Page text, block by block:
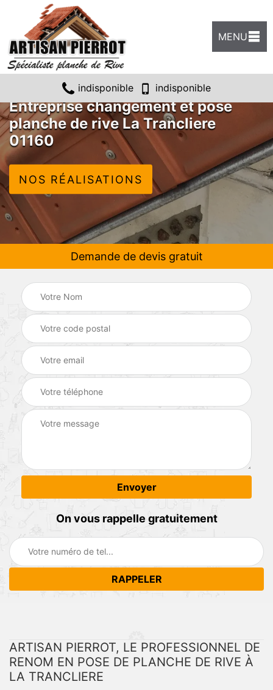
MENU
indisponible indisponible
Entreprise changement et pose
planche de rive La Trancliere
01160
NOS RÉALISATIONS
Demande de devis gratuit
On vous rappelle gratuitement
ARTISAN PIERROT, LE PROFESSIONNEL DE
RENOM EN POSE DE PLANCHE DE RIVE À
LA TRANCLIERE